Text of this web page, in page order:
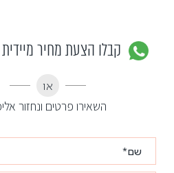
קבלו הצעת מחיר מיידית
או
השאירו פרטים ונחזור